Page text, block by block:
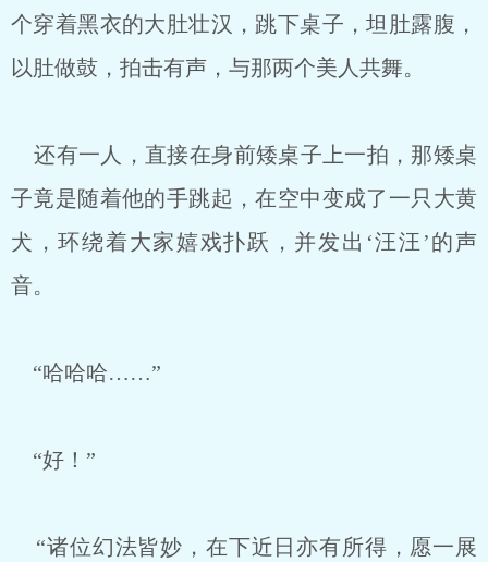
个穿着黑衣的大肚壮汉，跳下桌子，坦肚露腹，
以肚做鼓，拍击有声，与那两个美人共舞。
还有一人，直接在身前矮桌子上一拍，那矮桌
子竟是随着他的手跳起，在空中变成了一只大黄
犬，环绕着大家嬉戏扑跃，并发出‘汪汪’的声
音。
“哈哈哈……”
“好！”
“诸位幻法皆妙，在下近日亦有所得，愿一展